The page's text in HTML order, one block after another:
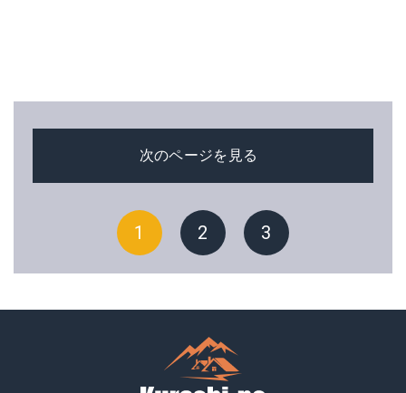
次のページを見る
1 2 3